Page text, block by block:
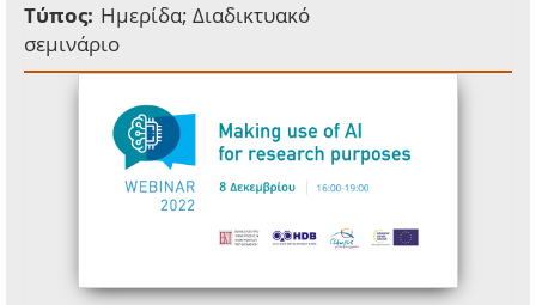
Τύπος: Ημερίδα; Διαδικτυακό
σεμινάριο